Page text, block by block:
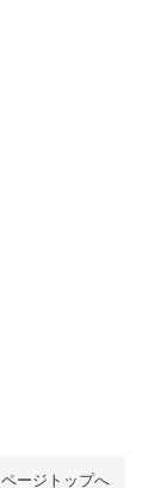
ページトップへ